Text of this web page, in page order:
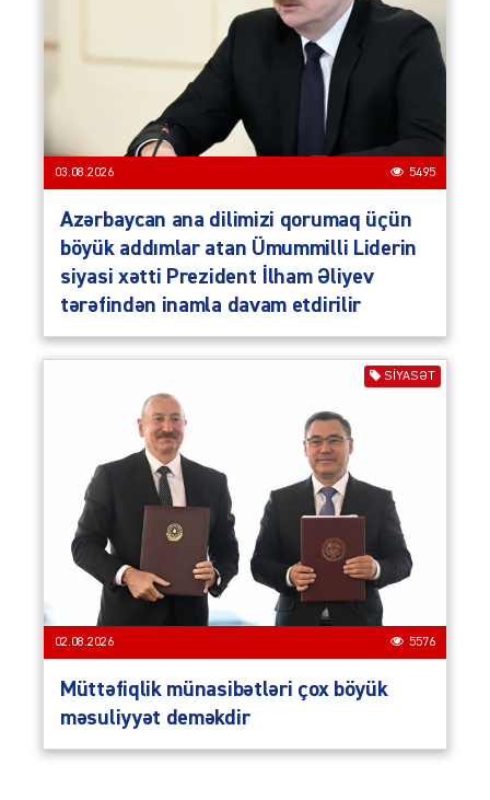
03.08.2026 5495
Azərbaycan ana dilimizi qorumaq üçün
böyük addımlar atan Ümummilli Liderin
siyasi xətti Prezident İlham Əliyev
tərəfindən inamla davam etdirilir
SIYASƏT
02.08.2026 5576
Müttəfiqlik münasibətləri çox böyük
məsuliyyət deməkdir